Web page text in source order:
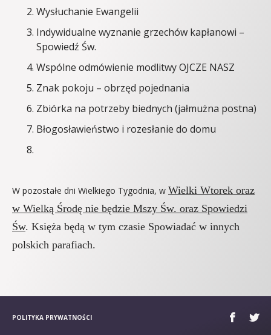
Wysłuchanie Ewangelii
Indywidualne wyznanie grzechów kapłanowi –
Spowiedź Św.
Wspólne odmówienie modlitwy OJCZE NASZ
Znak pokoju – obrzęd pojednania
Zbiórka na potrzeby biednych (jałmużna postna)
Błogosławieństwo i rozesłanie do domu
W pozostałe dni Wielkiego Tygodnia, w Wielki Wtorek oraz
w Wielką Środę nie będzie Mszy Św. oraz Spowiedzi
Św. Księża będą w tym czasie Spowiadać w innych
polskich parafiach.
POLITYKA PRYWATNOŚCI